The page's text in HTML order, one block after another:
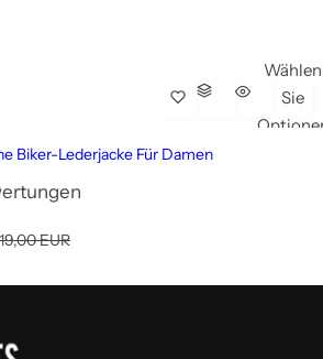
Wählen
Sie
Biker-Lederjacke Für Damen
EUR